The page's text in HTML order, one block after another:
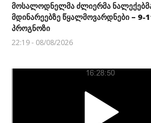
მოსალოდნელმა ძლიერმა
მდინარეებზე წყალმოვარდნები – 9-
პროგნოზი
22:19 - 08/08/2026